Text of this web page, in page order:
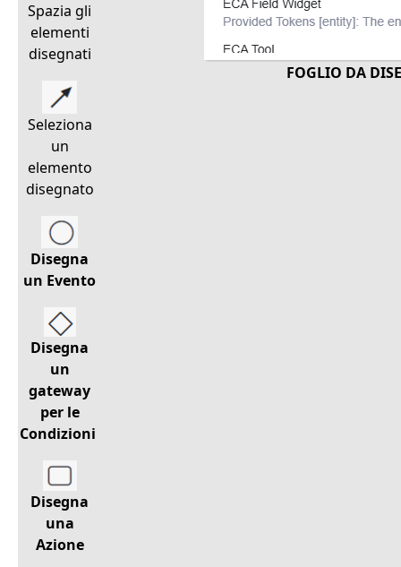
FOGLIO DA
Spazia gli
elementi
disegnati
Seleziona
un
elemento
disegnato
Disegna
un Evento
Disegna
un
gateway
per le
Condizioni
Disegna
una
Azione